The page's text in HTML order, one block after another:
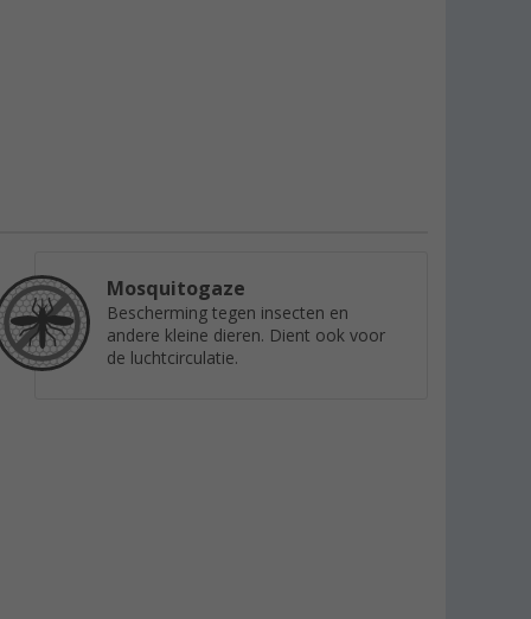
Mosquitogaze
Bescherming tegen insecten en
andere kleine dieren. Dient ook voor
de luchtcirculatie.